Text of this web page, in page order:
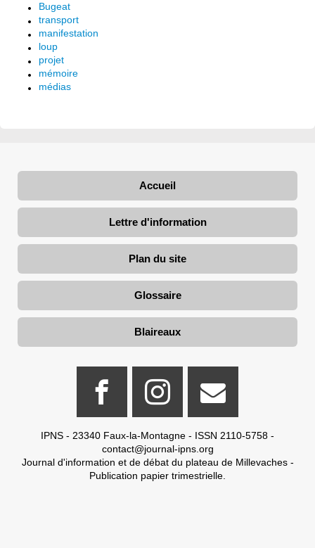
Bugeat
transport
manifestation
loup
projet
mémoire
médias
Accueil
Lettre d'information
Plan du site
Glossaire
Blaireaux
IPNS - 23340 Faux-la-Montagne - ISSN 2110-5758 -
contact@journal-ipns.org
Journal d'information et de débat du plateau de Millevaches -
Publication papier trimestrielle.